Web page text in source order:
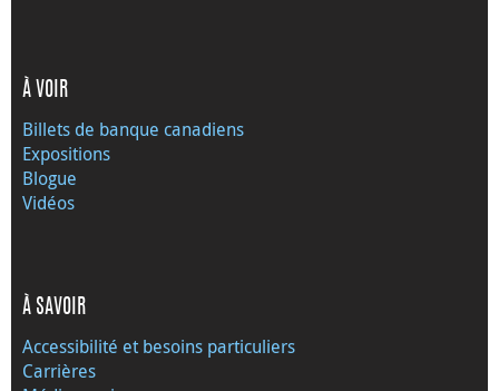
À VOIR
Billets de banque canadiens
Expositions
Blogue
Vidéos
À SAVOIR
Accessibilité et besoins particuliers
Carrières